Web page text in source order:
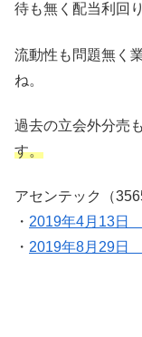
待も無く配当利回
流動性も問題無く
ね。
過去の立会外分売
す。
アセンテック（
・ 2019年4月13日
・ 2019年8月29日